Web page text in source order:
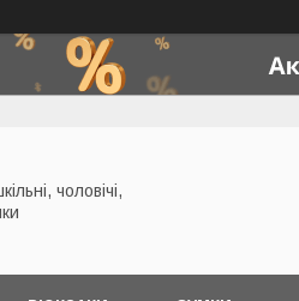
чоловічі,